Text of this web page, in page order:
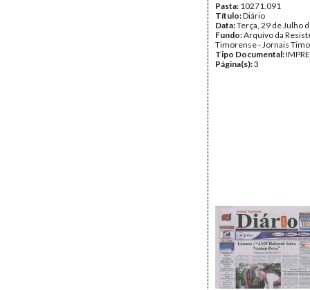
Pasta: 10271.091
Título:Diário
Data:Terça, 29 de Julho
Fundo:Arquivo da
Timorense - Jornais
Tipo Documental:
Página(s):3